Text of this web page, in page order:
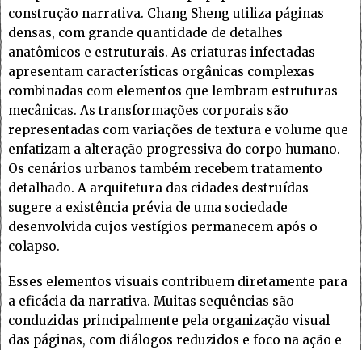
construção narrativa. Chang Sheng utiliza páginas
densas, com grande quantidade de detalhes
anatômicos e estruturais. As criaturas infectadas
apresentam características orgânicas complexas
combinadas com elementos que lembram estruturas
mecânicas. As transformações corporais são
representadas com variações de textura e volume que
enfatizam a alteração progressiva do corpo humano.
Os cenários urbanos também recebem tratamento
detalhado. A arquitetura das cidades destruídas
sugere a existência prévia de uma sociedade
desenvolvida cujos vestígios permanecem após o
colapso.
Esses elementos visuais contribuem diretamente para
a eficácia da narrativa. Muitas sequências são
conduzidas principalmente pela organização visual
das páginas, com diálogos reduzidos e foco na ação e